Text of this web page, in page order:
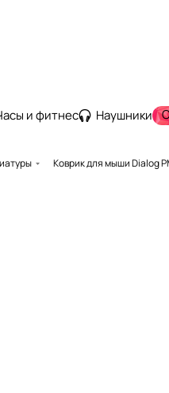
и фитнес Наушники
Коврик для мыши Dialog